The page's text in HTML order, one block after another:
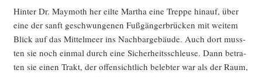
Hin­ter Dr. May­mo­th her eil­te Mar­tha eine Trep­pe hin­auf, über
eine der sanft geschwun­ge­nen Fuß­gän­ger­brü­cken mit wei­tem
Blick auf das Mit­tel­meer ins Nach­bar­ge­bäu­de. Auch dort muss­
ten sie noch ein­mal durch eine Sicher­heits­schleu­se. Dann betra­
ten sie einen Trakt, der offen­sicht­lich beleb­ter war als der Raum,